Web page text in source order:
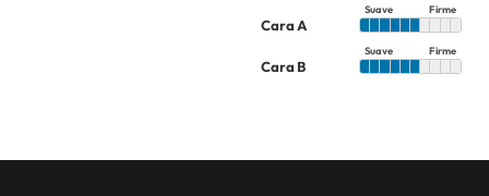
Cara A
Suave Firme
Cara B
Suave Firme